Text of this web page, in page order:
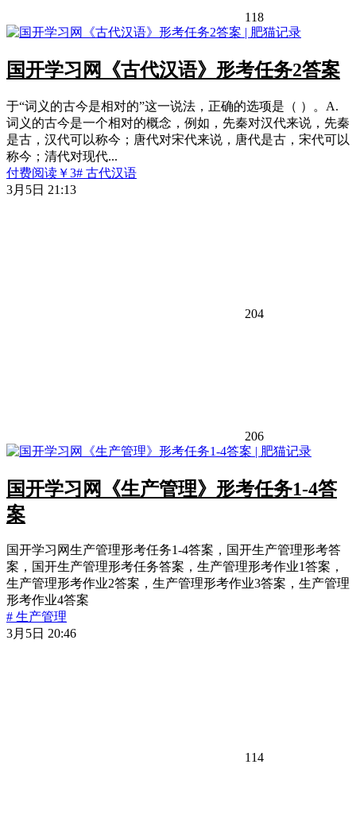
118
国开学习网《古代汉语》形考任务2答案
于“词义的古今是相对的”这一说法，正确的选项是（ ）。A.
词义的古今是一个相对的概念，例如，先秦对汉代来说，先秦
是古，汉代可以称今；唐代对宋代来说，唐代是古，宋代可以
称今；清代对现代...
付费阅读 ￥3# 古代汉语
3月5日 21:13
204
206
国开学习网《生产管理》形考任务1-4答
案
国开学习网生产管理形考任务1-4答案，国开生产管理形考答
案，国开生产管理形考任务答案，生产管理形考作业1答案，
生产管理形考作业2答案，生产管理形考作业3答案，生产管理
形考作业4答案
# 生产管理
3月5日 20:46
114